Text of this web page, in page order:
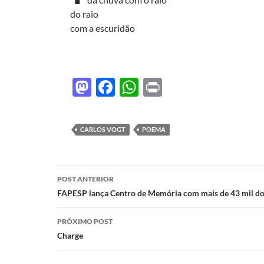
do raio
com a escuridão
M
to
d
o
n
F
e
b
o
k
W
at
s
A
p
nt
CARLOS VOGT POEMA
Navegação
de
posts
POST ANTERIOR
FAPESP lança Centro de Memória com mais de 43 mil
PRÓXIMO POST
Charge